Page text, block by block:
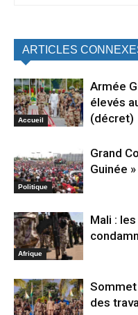
ARTICLES
Accueil
Armée
élevés
(décret)
Politique
Grand
Guinée
Afrique
Mali :
Sommet
des